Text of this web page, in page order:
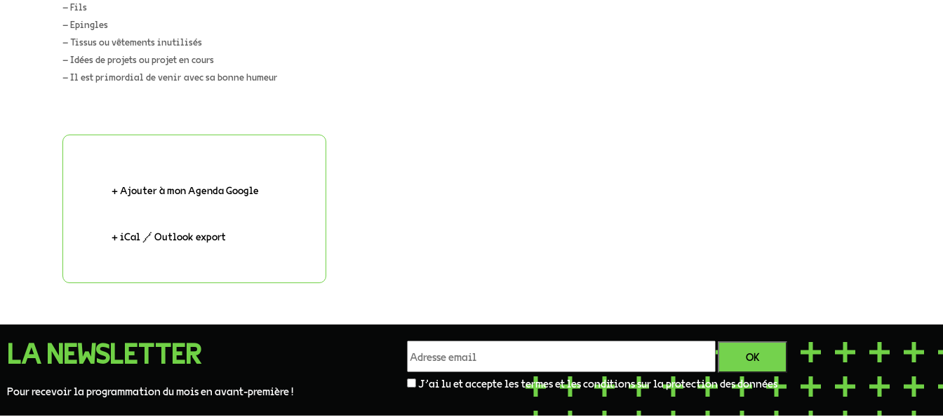
– Fils
– Epingles
– Tissus ou vêtements inutilisés
– Idées de projets ou projet en cours
– Il est primordial de venir avec sa bonne humeur
+ Ajouter à mon Agenda Google
+ iCal / Outlook export
LA NEWSLETTER
Pour recevoir la programmation du mois en avant-première !
J'ai lu et accepte les termes et les conditions sur la protection des données